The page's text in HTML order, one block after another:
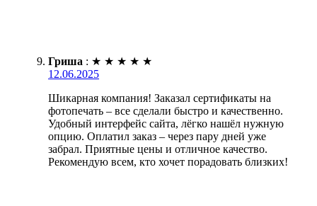
Гриша : ★ ★ ★ ★ ★
12.06.2025
Шикарная компания! Заказал сертификаты на
фотопечать – все сделали быстро и качественно.
Удобный интерфейс сайта, лёгко нашёл нужную
опцию. Оплатил заказ – через пару дней уже
забрал. Приятные цены и отличное качество.
Рекомендую всем, кто хочет порадовать близких!